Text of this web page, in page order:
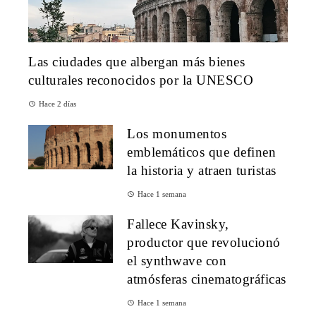
Las ciudades que albergan más bienes
culturales reconocidos por la UNESCO
Hace 2 días
Los monumentos
emblemáticos que definen
la historia y atraen turistas
Hace 1 semana
Fallece Kavinsky,
productor que revolucionó
el synthwave con
atmósferas cinematográficas
Hace 1 semana